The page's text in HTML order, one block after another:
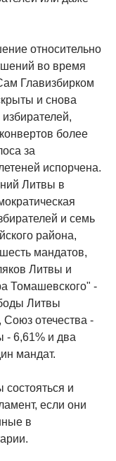
относительно
во время
Главизбирком
и снова
более
за
испорчена.
Литвы в
и семь
района,
мандатов,
Литвы и
Томашевского" -
Литвы
отечества -
- 6,61% и два
мандат.
и
если они
в